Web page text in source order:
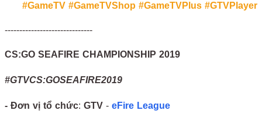
#GameTV #GameTVShop #GameTVPlus #GTVPlayer
------------------------------
CS:GO SEAFIRE CHAMPIONSHIP 2019
#GTVCS:GOSEAFIRE2019
- Đơn vị tổ chức: GTV - eFire League